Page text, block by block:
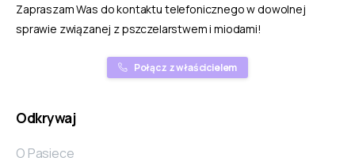
Zapraszam Was do kontaktu telefonicznego w dowolnej
sprawie związanej z pszczelarstwem i miodami!
Połącz z właścicielem
Odkrywaj
O Pasiece